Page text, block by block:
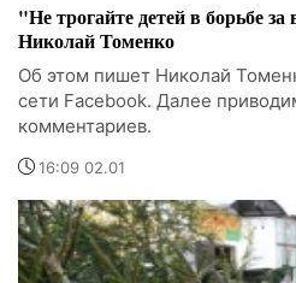
"Не трогайте детей в борьбе
Николай Томенко
Об этом пишет Николай
сети Facebook. Далее
комментариев.
16:09 02.01